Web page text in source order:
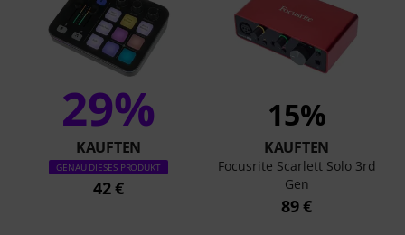
29%
KAUFTEN
GENAU DIESES PRODUKT
42 €
15%
KAUFTEN
Focusrite Scarlett Solo 3rd
Gen
89 €